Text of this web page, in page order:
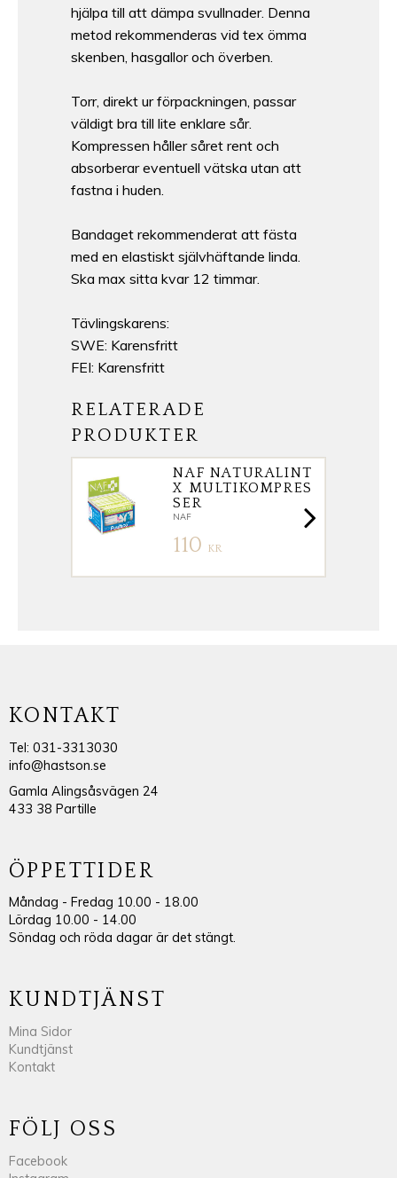
hjälpa till att dämpa svullnader. Denna
metod rekommenderas vid tex ömma
skenben, hasgallor och överben.
Torr, direkt ur förpackningen, passar
väldigt bra till lite enklare sår.
Kompressen håller såret rent och
absorberar eventuell vätska utan att
fastna i huden.
Bandaget rekommenderat att fästa
med en elastiskt självhäftande linda.
Ska max sitta kvar 12 timmar.
Tävlingskarens:
SWE: Karensfritt
FEI: Karensfritt
RELATERADE
PRODUKTER
NAF NATURALINT
X MULTIKOMPRES
SER
NAF
110 KR
KONTAKT
Tel: 031-3313030
info@hastson.se
Gamla Alingsåsvägen 24
433 38 Partille
ÖPPETTIDER
Måndag - Fredag 10.00 - 18.00
Lördag 10.00 - 14.00
Söndag och röda dagar är det stängt.
KUNDTJÄNST
Mina Sidor
Kundtjänst
Kontakt
FÖLJ OSS
Facebook